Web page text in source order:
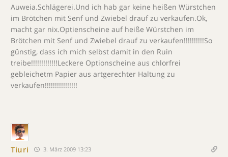
Auweia.Schlägerei.Und ich hab gar keine heißen Würstchen
im Brötchen mit Senf und Zwiebel drauf zu verkaufen.Ok,
macht gar nix.Optienscheine auf heiße Würstchen im
Brötchen mit Senf und Zwiebel drauf zu verkaufen!!!!!!!!!!So
günstig, dass ich mich selbst damit in den Ruin
treibe!!!!!!!!!!!!!Leckere Optionscheine aus chlorfrei
gebleichetm Papier aus artgerechter Haltung zu
verkaufen!!!!!!!!!!!!!!!!
Tiuri 3. März 2009 13:23